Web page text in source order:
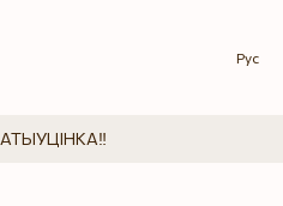
Рус
УЦІНКА‼️